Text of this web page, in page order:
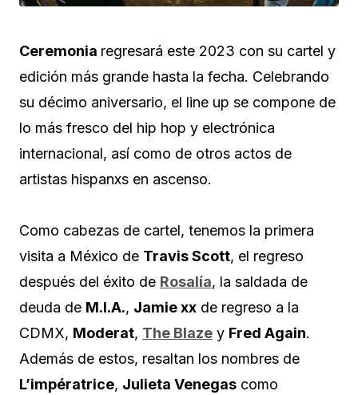
Ceremonia regresará este 2023 con su cartel y
edición más grande hasta la fecha. Celebrando
su décimo aniversario, el line up se compone de
lo más fresco del hip hop y electrónica
internacional, así como de otros actos de
artistas hispanxs en ascenso.
Como cabezas de cartel, tenemos la primera
visita a México de Travis Scott, el regreso
después del éxito de Rosalía, la saldada de
deuda de M.I.A., Jamie xx de regreso a la
CDMX, Moderat, The Blaze y Fred Again.
Además de estos, resaltan los nombres de
L’impératrice, Julieta Venegas como